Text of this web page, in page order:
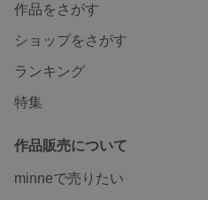
作品をさがす
ショップをさがす
ランキング
特集
作品販売について
minneで売りたい